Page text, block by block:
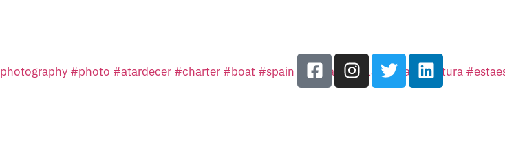
photography #photo #atardecer #charter #boat #spain balearesmola #estaes_natura #